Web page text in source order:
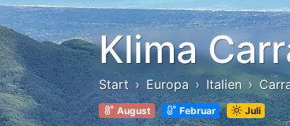
Klima
Start Europa Italien
August Februar Juli